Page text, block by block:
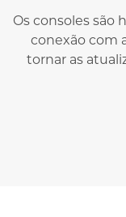
Os consoles são
conexão com
tornar as